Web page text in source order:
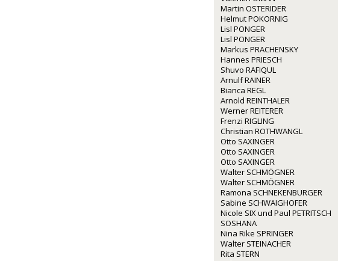
Martin OSTERIDER
Helmut POKORNIG
Lisl PONGER
Lisl PONGER
Markus PRACHENSKY
Hannes PRIESCH
Shuvo RAFIQUL
Arnulf RAINER
Bianca REGL
Arnold REINTHALER
Werner REITERER
Frenzi RIGLING
Christian ROTHWANGL
Otto SAXINGER
Otto SAXINGER
Otto SAXINGER
Walter SCHMÖGNER
Walter SCHMÖGNER
Ramona SCHNEKENBURGER
Sabine SCHWAIGHOFER
Nicole SIX und Paul PETRITSCH
SOSHANA
Nina Rike SPRINGER
Walter STEINACHER
Rita STERN